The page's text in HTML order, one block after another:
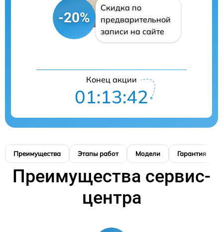
-20%
Скидка по
предварительной
записи на сайте
Конец акции
01:13:41
Преимущества Этапы работ Модели Гарантия
Преимущества сервис-
центра